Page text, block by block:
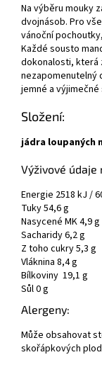
Na výběru mouky
dvojnásob. Pro
vánoční
Každé sousto
dokonalosti, která
nezapomenutelný
jemné a
Složení:
jádra loupaných
Výživové údaje
Energie 2518 kJ /
Tuky 54,6 g
Nasycené MK 4,9 g
Sacharidy 6,2 g
Z toho cukry 5,3 g
Vláknina 8,4 g
Bílkoviny 19,1 g
Sůl 0 g
Alergeny:
Může obsahovat
skořápkových